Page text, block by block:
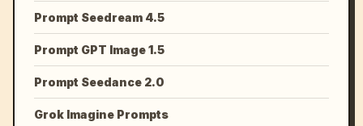
Prompt Seedream 4.5
Prompt GPT Image 1.5
Prompt Seedance 2.0
Grok Imagine Prompts